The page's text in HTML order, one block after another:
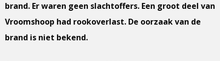
brand. Er waren geen slachtoffers. Een groot deel van
Vroomshoop had rookoverlast. De oorzaak van de
brand is niet bekend.